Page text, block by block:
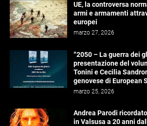
UE, la controversa
armi e armamenti
europei
marzo 27, 2026
“2050 – La guerra dei
presentazione del
Tonini e Cecilia
genovese di European
marzo 25, 2026
Andrea Parodi
in Valsusa a 20 anni